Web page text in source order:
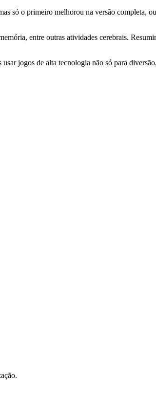
só o primeiro melhorou na versão completa,
entre outras atividades cerebrais.
jogos de alta tecnologia não só para